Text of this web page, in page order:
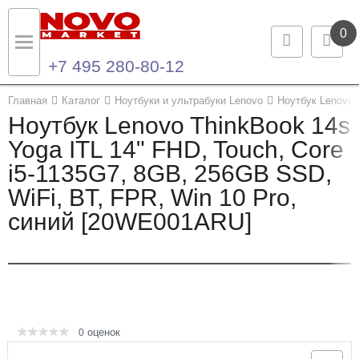
0
+7 495 280-80-12
Главная Каталог Ноутбуки и ультрабуки Lenovo Ноутбук
Ноутбук Lenovo ThinkBook 14s
Yoga ITL 14" FHD, Touch, Core
i5-1135G7, 8GB, 256GB SSD,
WiFi, BT, FPR, Win 10 Pro,
синий [20WE001ARU]
0 оценок
Назад
Каталог продукции
Ноутбуки и ультрабуки
Компьютеры
Назад
Контакты
Контактная информация